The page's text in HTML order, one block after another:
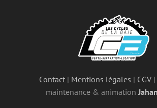
Contact| Mentions légales | CGV|
maintenance & animation